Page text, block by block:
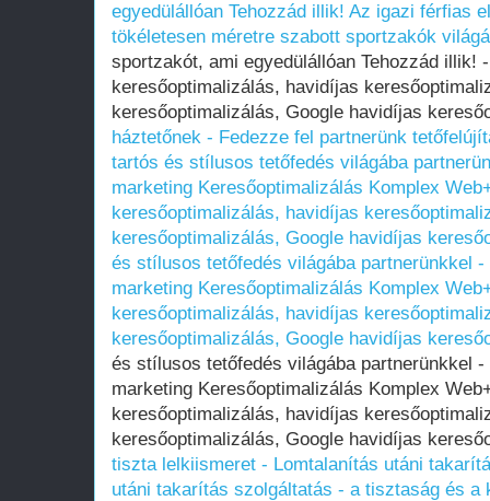
egyedülállóan Tehozzád illik! Az igazi férfias
tökéletesen méretre szabott sportzakók
sportzakót, ami egyedülállóan Tehozzád illik!
keresőoptimalizálás, havidíjas
keresőoptimalizálás, Google havidíjas
háztetőnek - Fedezze fel partnerünk
tartós és stílusos tetőfedés világába
marketing Keresőoptimalizálás Komplex
keresőoptimalizálás, havidíjas
keresőoptimalizálás, Google havidíjas
és stílusos tetőfedés világába partnerünkkel
marketing Keresőoptimalizálás Komplex
keresőoptimalizálás, havidíjas
keresőoptimalizálás, Google havidíjas
és stílusos tetőfedés világába partnerünkkel
marketing Keresőoptimalizálás Komplex
keresőoptimalizálás, havidíjas
keresőoptimalizálás, Google havidíjas
tiszta lelkiismeret - Lomtalanítás utáni
utáni takarítás szolgáltatás - a tisztaság és a